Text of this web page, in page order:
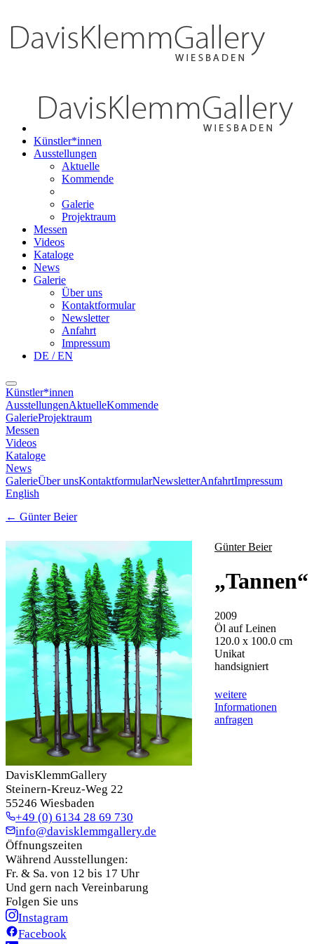
Künstler*innen
Ausstellungen
Aktuelle
Kommende
Galerie
Projektraum
Messen
Videos
Kataloge
News
Galerie
Über uns
Kontaktformular
Newsletter
Anfahrt
Impressum
DE / EN
Künstler*innen
AusstellungenAktuelleKommende
GalerieProjektraum
Messen
Videos
Kataloge
News
GalerieÜber unsKontaktformularNewsletterAnfahrtImpressum
English
← Günter Beier
Günter Beier
„Tannen“
2009
Öl auf Leinen
120.0 x 100.0 cm
Unikat
handsigniert
weitere
Informationen
anfragen
DavisKlemmGallery
Steinern-Kreuz-Weg 22
55246 Wiesbaden
+49 (0) 6134 28 69 730
info@davisklemmgallery.de
Öffnungszeiten
Während Ausstellungen:
Fr. & Sa. von 12 bis 17 Uhr
Und gern nach Vereinbarung
Folgen Sie uns
Instagram
Facebook